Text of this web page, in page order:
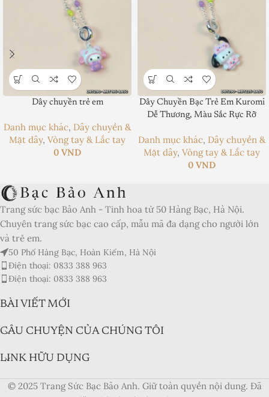
Dây chuyền trẻ em
Danh mục khác, Dây chuyền &
Mặt dây, Vòng tay & Lắc tay
0 VND
Dây Chuyền Bạc Trẻ Em Kuromi
Dễ Thương, Màu Sắc Rực Rỡ
Danh mục khác, Dây chuyền &
Mặt dây, Vòng tay & Lắc tay
0 VND
Trang sức bạc Bảo Anh - Tinh hoa từ 50 Hàng Bạc, Hà Nội.
Chuyên trang sức bạc cao cấp, mẫu mã đa dạng cho người lớn
và trẻ em.
50 Phố Hàng Bạc, Hoàn Kiếm, Hà Nội
Điện thoại: 0833 388 963
Điện thoại: 0833 388 963
BÀI VIẾT MỚI
CÂU CHUYỆN CỦA CHÚNG TÔI
LINK HỮU DỤNG
© 2025 Trang Sức Bạc Bảo Anh. Giữ toàn quyền nội dung. Đã